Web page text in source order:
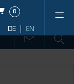
0